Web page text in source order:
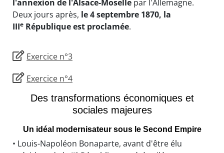
l'annexion de l'Alsace-Moselle par l'Allemagne.
Deux jours après, le 4 septembre 1870, la
IIIe République est proclamée.
Exercice n°3
Exercice n°4
Des transformations économiques et
sociales majeures
Un idéal modernisateur sous le Second Empire
• Louis-Napoléon Bonaparte, avant d'être élu